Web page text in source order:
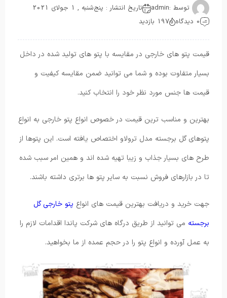
توسط :admin
تاریخ انتشار : پنج‌شنبه , 1 جولای 2021
0 دیدگاه
197 بازدید
قیمت پتو های خارجی در مقایسه با پتو های تولید شده در داخل
بسیار متفاوت بوده و شما می توانید ضمن مقایسه کیفیت و
قیمت ها جنس مورد نظر خود را انتخاب کنید.
بهترین و مناسب ترین قیمت در خصوص انواع پتو خارجی به انواع
پتوهای گل برجسته مدل ترولاو اختصاص یافته است. این پتوها از
طرح های بسیار جذاب و زیبا تهیه شده اند و همین امر سبب شده
تا در بازارهای فروش نسبت به سایر پتو ها برتری داشته باشند.
جهت خرید و دریافت بهترین قیمت های انواع پتو خارجی گل
برجسته می توانید از طریق درگاه های شرکت پاندا اقدامات لازم را
به عمل آورده و انواع پتو را در حجم عمده از ما بخواهید.